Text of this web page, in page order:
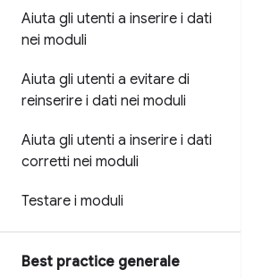
Aiuta gli utenti a inserire i dati
nei moduli
Aiuta gli utenti a evitare di
reinserire i dati nei moduli
Aiuta gli utenti a inserire i dati
corretti nei moduli
Testare i moduli
Best practice generale